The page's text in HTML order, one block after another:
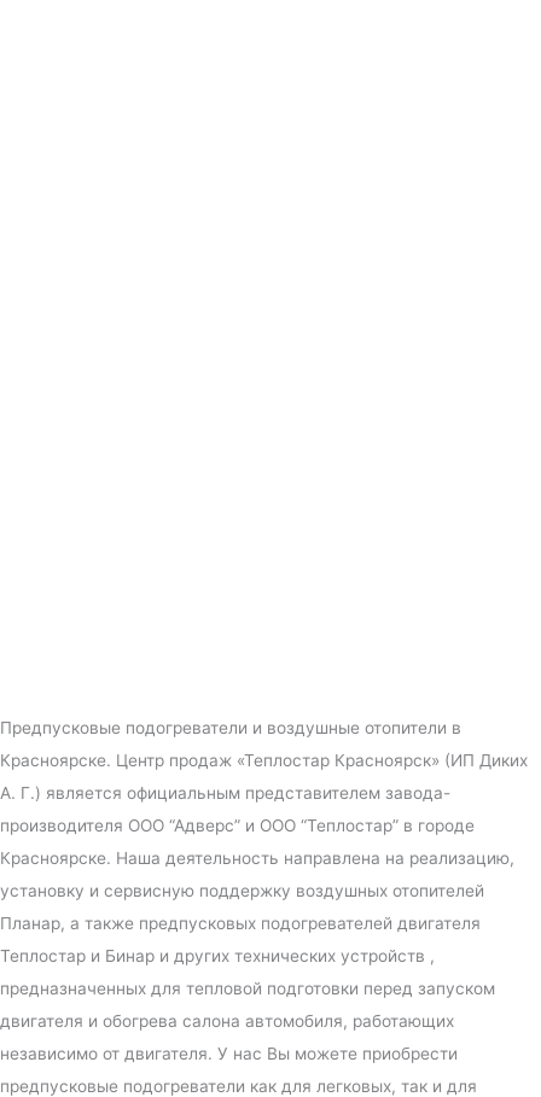
Предпусковые подогреватели и воздушные отопители в
Красноярске. Центр продаж «Теплостар Красноярск» (ИП Диких
А. Г.) является официальным представителем завода-
производителя ООО “Адверс” и ООО “Теплостар” в городе
Красноярске. Наша деятельность направлена на реализацию,
установку и сервисную поддержку воздушных отопителей
Планар, а также предпусковых подогревателей двигателя
Теплостар и Бинар и других технических устройств ,
предназначенных для тепловой подготовки перед запуском
двигателя и обогрева салона автомобиля, работающих
независимо от двигателя. У нас Вы можете приобрести
предпусковые подогреватели как для легковых, так и для